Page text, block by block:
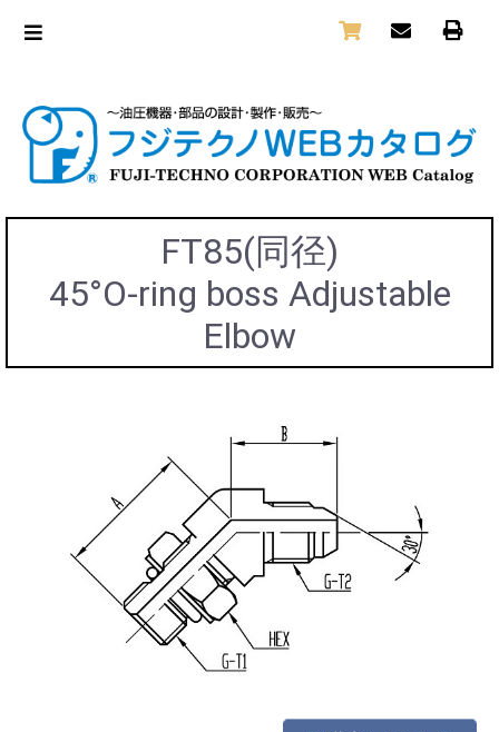
FT85(同径)
45°O-ring boss Adjustable
Elbow